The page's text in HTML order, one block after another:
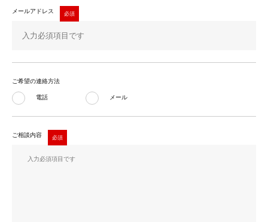
メールアドレス
ご希望の連絡方法
電話 メール
ご相談内容